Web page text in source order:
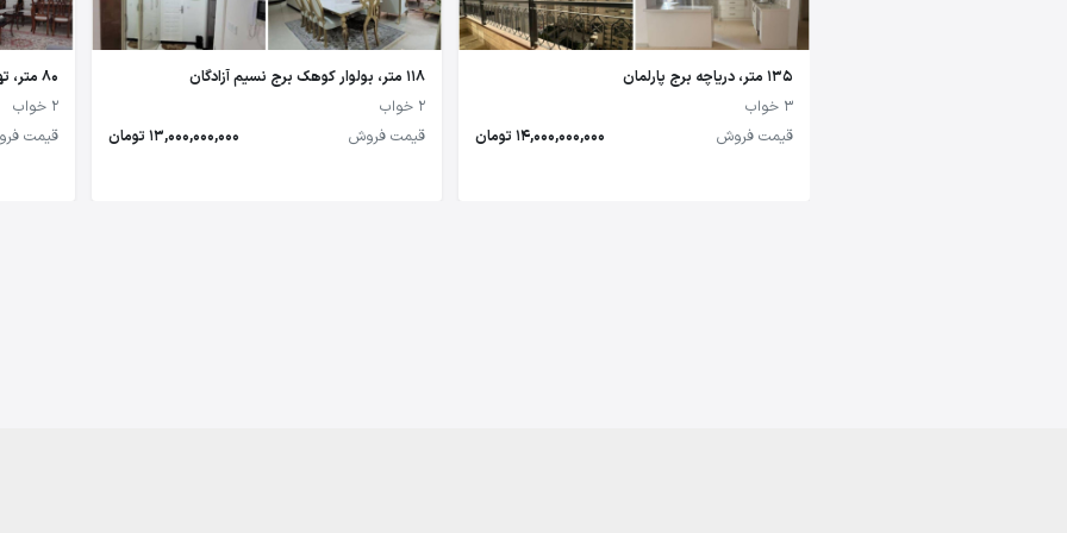
135 متر، دریاچه برج پارلمان
3 خواب
قیمت فروش
14,000,000,000 تومان
118 متر، بولوار کوهک برج نسیم آزادگان
2 خواب
قیمت فروش
13,000,000,000 تومان
80 متر، تهرانسر
2 خواب
قیمت